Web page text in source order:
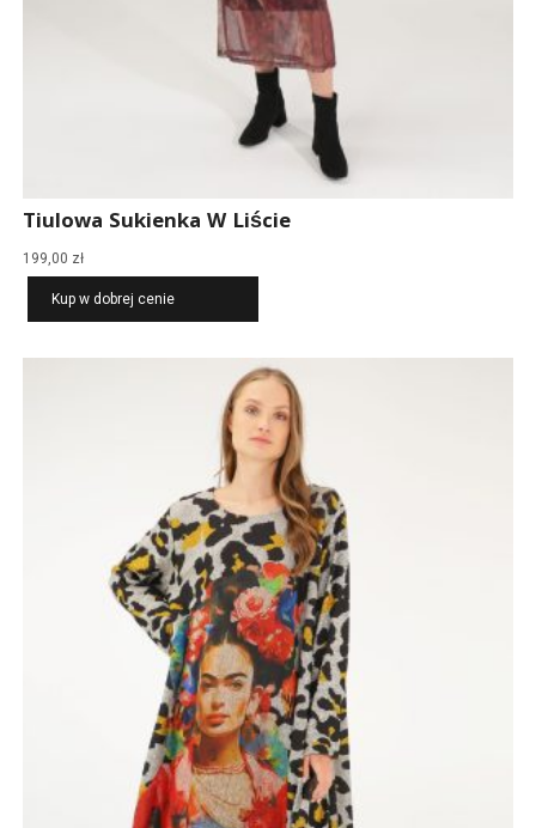
Tiulowa Sukienka W Liście
199,00 zł
Kup w dobrej cenie